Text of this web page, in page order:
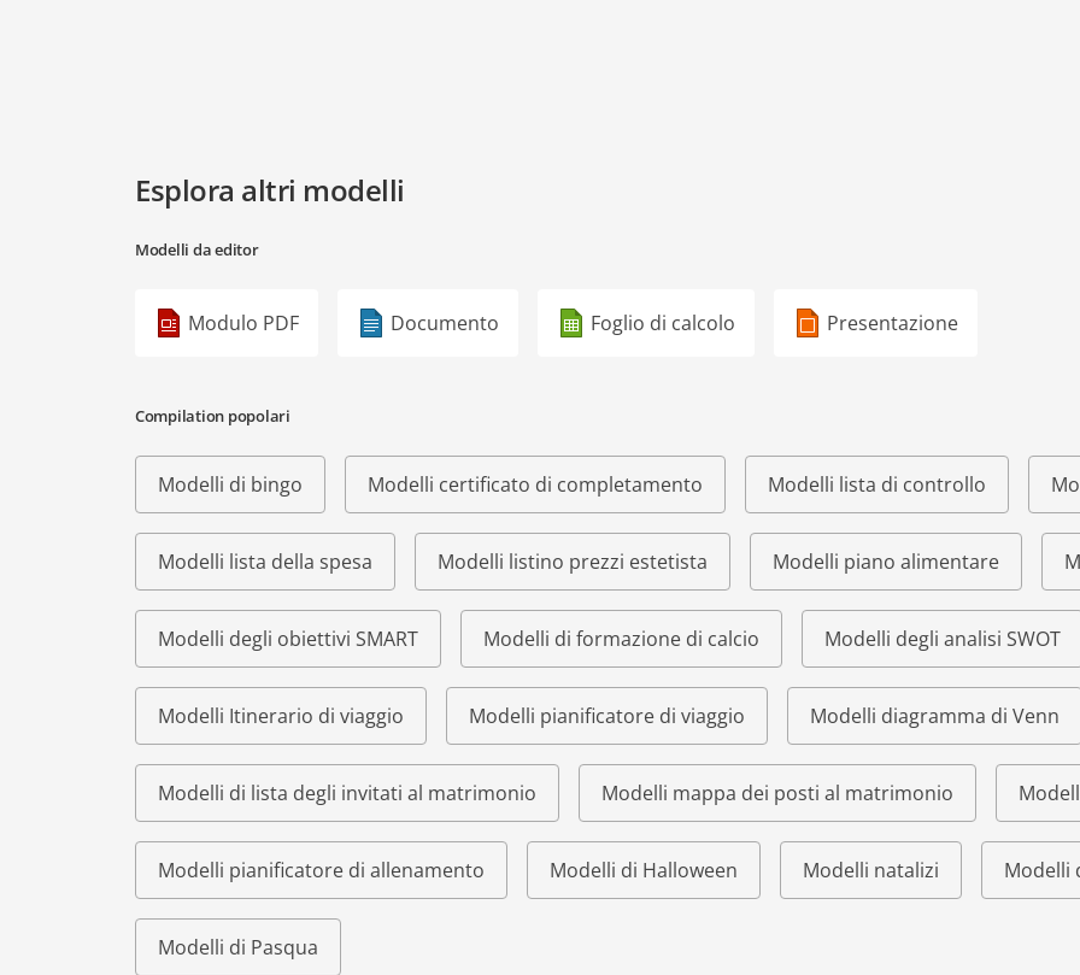
Esplora altri modelli
Modelli da editor
Modulo PDF Documento Foglio di calcolo Presentazione
Compilation popolari
Modelli di bingo Modelli certificato di completamento Modelli lista di controllo
Modelli lista della spesa Modelli listino prezzi estetista Modelli piano alimentare
Modelli degli obiettivi SMART Modelli di formazione di calcio Modelli degli analisi SWOT
Modelli Itinerario di viaggio Modelli pianificatore di viaggio Modelli diagramma di Venn
Modelli di lista degli invitati al matrimonio Modelli mappa dei posti al matrimonio
Modelli pianificatore di allenamento Modelli di Halloween Modelli natalizi Modelli
Modelli di Pasqua